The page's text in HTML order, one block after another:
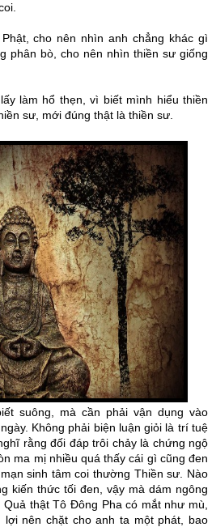
cho nên nhìn anh chẳng khác gì
phân bò, cho nên nhìn thiền sư giống
làm hổ thẹn, vì biết mình hiểu thiền
sư, mới đúng thật là thiền sư.
suông, mà cần phải vận dụng vào
Không phải biện luận giỏi là trí tuệ
rằng đối đáp trôi chảy là chứng ngộ
ma mị nhiều quá thấy cái gì cũng đen
sinh tâm coi thường Thiền sư. Nào
kiến thức tối đen, vậy mà dám ngông
thật Tô Đông Pha có mắt như mù,
nên chặt cho anh ta một phát, bao